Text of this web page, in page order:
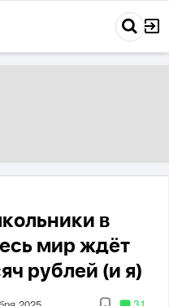
в
мир ждёт
рублей (и я)